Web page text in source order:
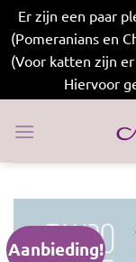
Er zijn een paar
(Pomeranians en
(Voor katten zijn
Hiervoor
naar
Aanbieding!